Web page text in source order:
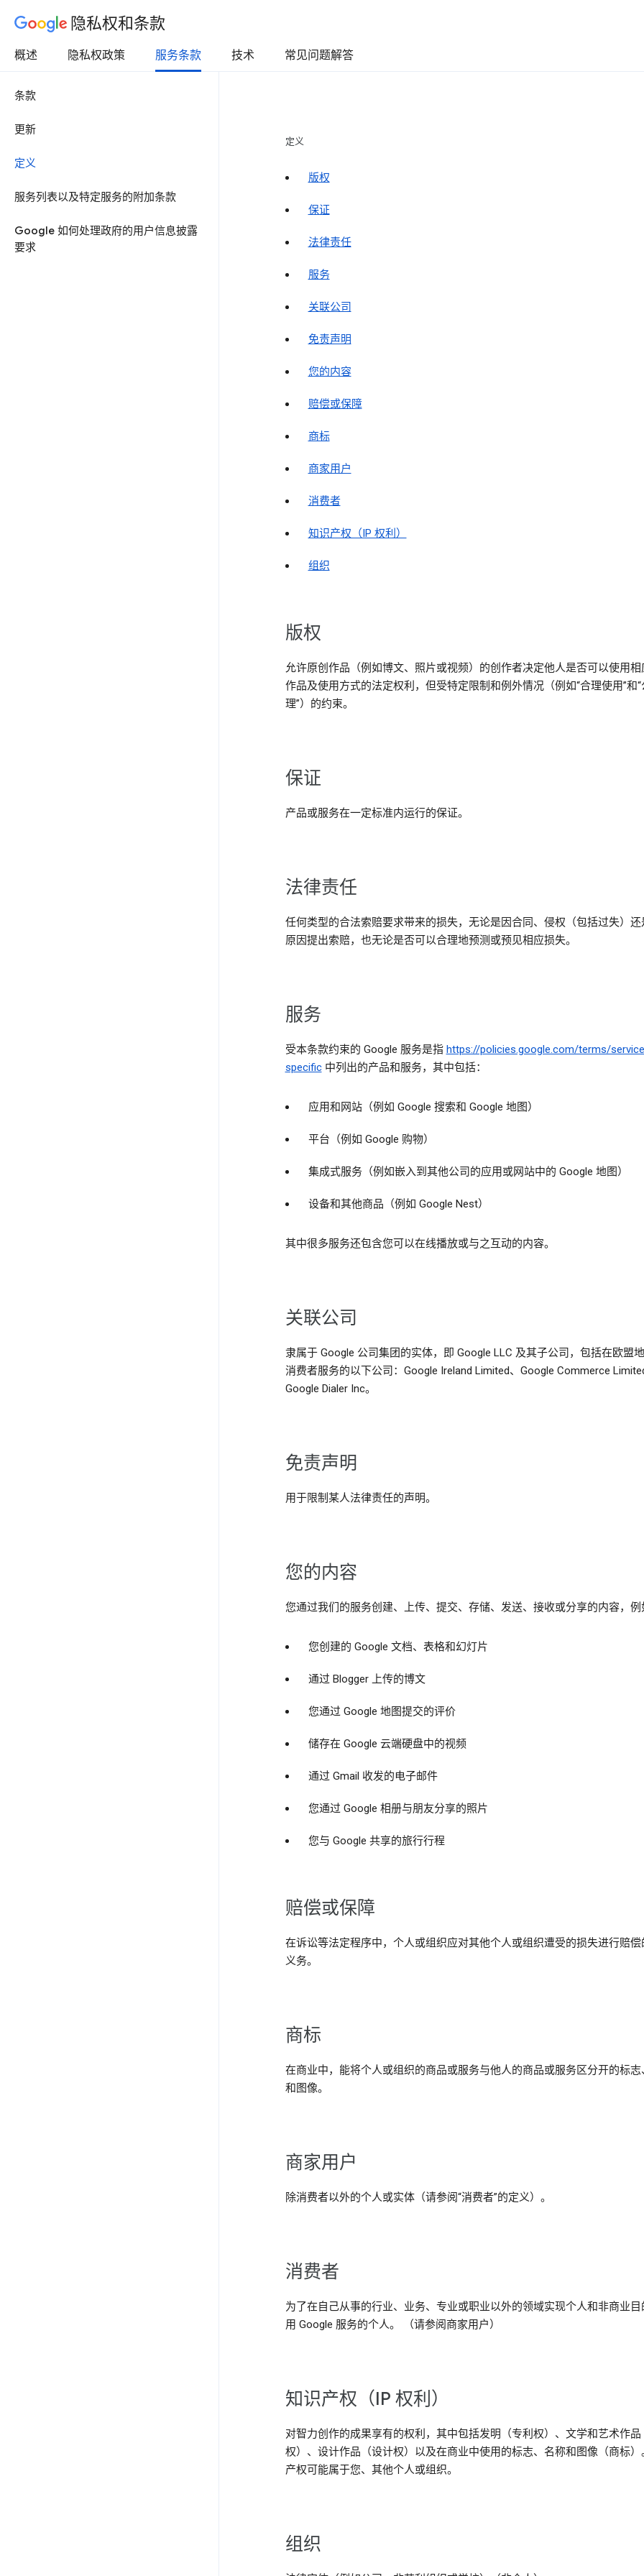
隐私权和条款
概述 隐私权政策 服务条款 技术 常见问题解答
条款
更新
定义
服务列表以及特定服务的附加条款
Google 如何处理政府的用户信息披露
要求
定义
版权
保证
法律责任
服务
关联公司
免责声明
您的内容
赔偿或保障
商标
商家用户
消费者
知识产权（IP 权利）
组织
版权
允许原创作品（例如博文、照片或视频）的创作者决定他人是否可以使用相
作品及使用方式的法定权利，但受特定限制和例外情况（例如“合理使用”和“
理”）的约束。
保证
产品或服务在一定标准内运行的保证。
法律责任
任何类型的合法索赔要求带来的损失，无论是因合同、侵权（包括过失）还
原因提出索赔，也无论是否可以合理地预测或预见相应损失。
服务
受本条款约束的 Google 服务是指 https://policies.google.com/terms/
specific中列出的产品和服务，其中包括：
应用和网站（例如 Google 搜索和 Google 地图）
平台（例如 Google 购物）
集成式服务（例如嵌入到其他公司的应用或网站中的 Google 地图）
设备和其他商品（例如 Google Nest）
其中很多服务还包含您可以在线播放或与之互动的内容。
关联公司
隶属于 Google 公司集团的实体，即 Google LLC 及其子公司，包括在欧盟
消费者服务的以下公司：Google Ireland Limited、Google Commerce
Google Dialer Inc。
免责声明
用于限制某人法律责任的声明。
您的内容
您通过我们的服务创建、上传、提交、存储、发送、接收或分享的内容，例
您创建的 Google 文档、表格和幻灯片
通过 Blogger 上传的博文
您通过 Google 地图提交的评价
储存在 Google 云端硬盘中的视频
通过 Gmail 收发的电子邮件
您通过 Google 相册与朋友分享的照片
您与 Google 共享的旅行行程
赔偿或保障
在诉讼等法定程序中，个人或组织应对其他个人或组织遭受的损失进行赔偿
义务。
商标
在商业中，能将个人或组织的商品或服务与他人的商品或服务区分开的标志
和图像。
商家用户
除消费者以外的个人或实体（请参阅“消费者”的定义）。
消费者
为了在自己从事的行业、业务、专业或职业以外的领域实现个人和非商业目
用 Google 服务的个人。 （请参阅商家用户）
知识产权（IP 权利）
对智力创作的成果享有的权利，其中包括发明（专利权）、文学和艺术作品
权）、设计作品（设计权）以及在商业中使用的标志、名称和图像（商标）
产权可能属于您、其他个人或组织。
组织